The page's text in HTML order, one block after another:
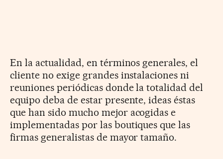
En la actualidad, en términos generales, el
cliente no exige grandes instalaciones ni
reuniones periódicas donde la totalidad del
equipo deba de estar presente, ideas éstas
que han sido mucho mejor acogidas e
implementadas por las boutiques que las
firmas generalistas de mayor tamaño.